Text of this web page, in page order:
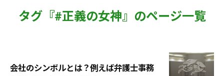
タグ『#正義の女神』のページ一覧
会社のシンボルとは？例えば弁護士事務